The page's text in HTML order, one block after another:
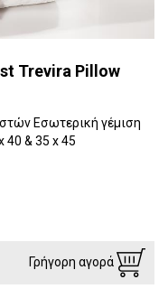
Trevira Pillow
Εσωτερική γέμιση
40 & 35 x 45
Γρήγορη αγορά